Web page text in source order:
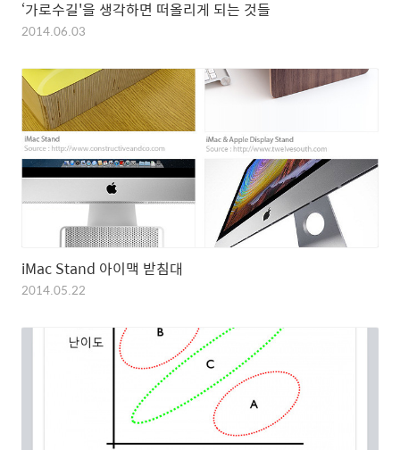
‘가로수길'을 생각하면 떠올리게 되는 것들
2014.06.03
iMac Stand 아이맥 받침대
2014.05.22